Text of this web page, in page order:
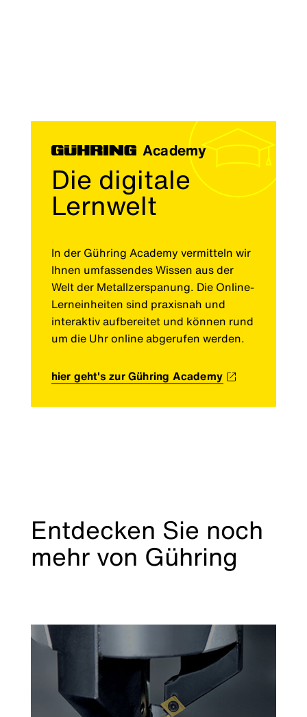
Academy
Die digitale
Lernwelt
In der Gühring Academy vermitteln wir
Ihnen umfassendes Wissen aus der
Welt der Metallzerspanung. Die Online-
Lerneinheiten sind praxisnah und
interaktiv aufbereitet und können rund
um die Uhr online abgerufen werden.
hier geht's zur Gühring Academy
Entdecken Sie noch
mehr von Gühring